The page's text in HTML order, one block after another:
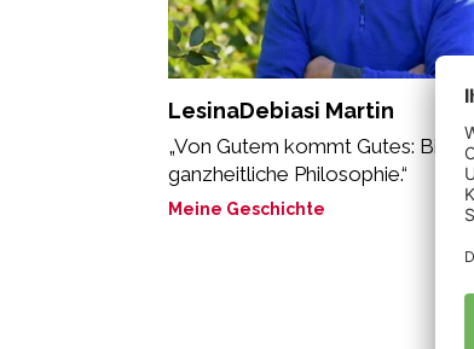
LesinaDebiasi Martin
„Von Gutem kommt Gutes: Bio
ganzheitliche Philosophie.“
Meine Geschichte